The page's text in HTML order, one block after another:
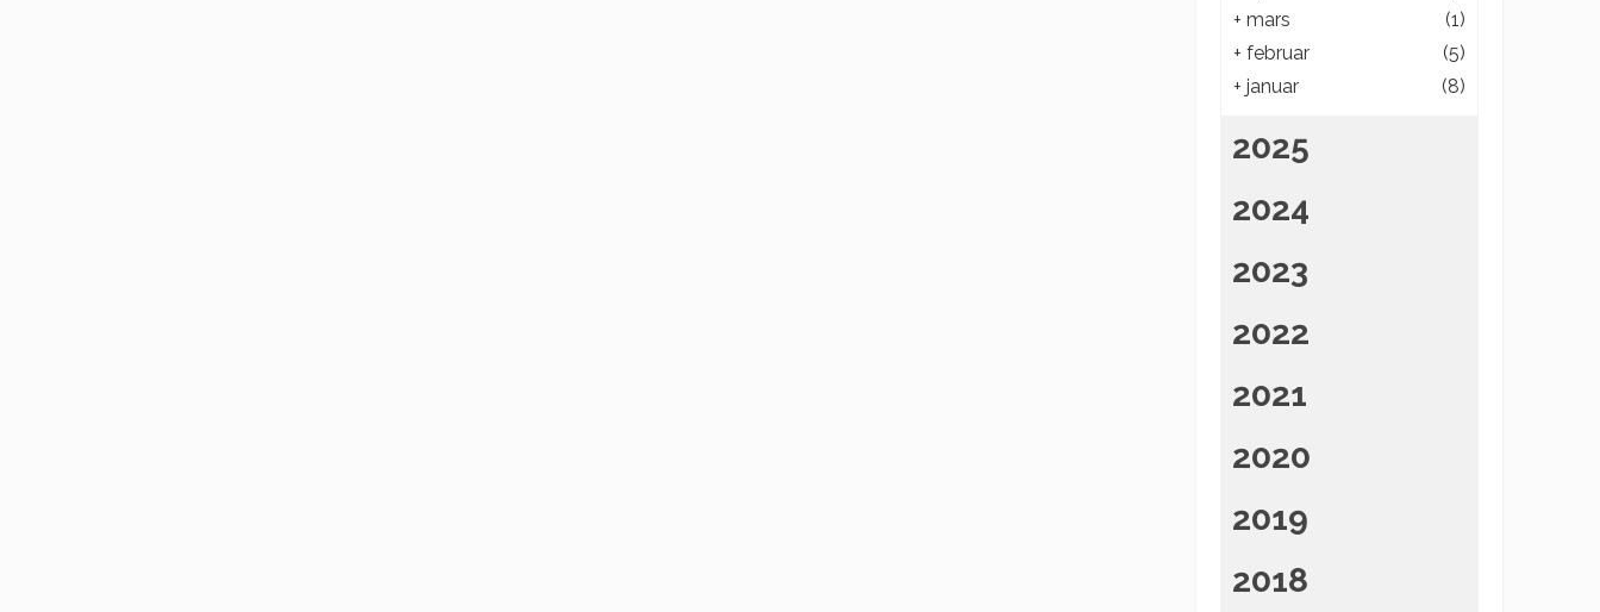
+ mars
(1)
+ februar
(5)
+ januar (8)
2025
2024
2023
2022
2021
2020
2019
2018